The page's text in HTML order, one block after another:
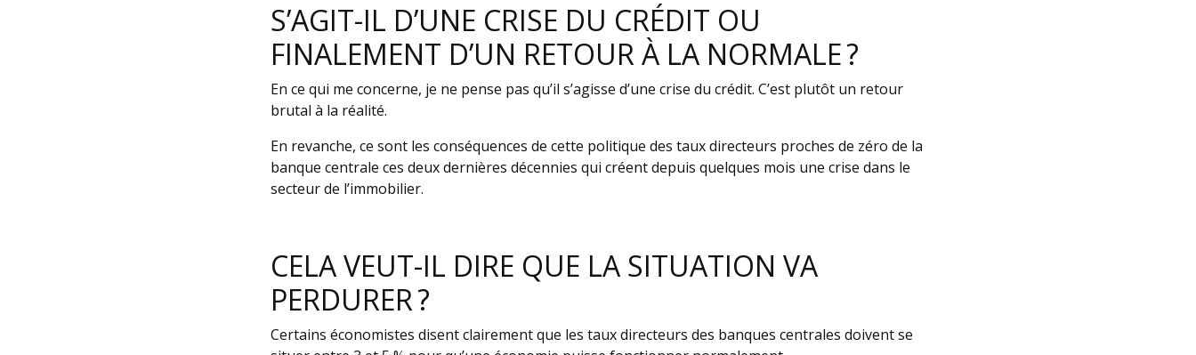
S’AGIT-IL D’UNE CRISE DU CRÉDIT OU
FINALEMENT D’UN RETOUR À LA NORMALE ?
En ce qui me concerne, je ne pense pas qu’il s’agisse d’une crise du crédit. C’est plutôt un retour
brutal à la réalité.
En revanche, ce sont les conséquences de cette politique des taux directeurs proches de zéro de la
banque centrale ces deux dernières décennies qui créent depuis quelques mois une crise dans le
secteur de l’immobilier.
CELA VEUT-IL DIRE QUE LA SITUATION VA
PERDURER ?
Certains économistes disent clairement que les taux directeurs des banques centrales doivent se